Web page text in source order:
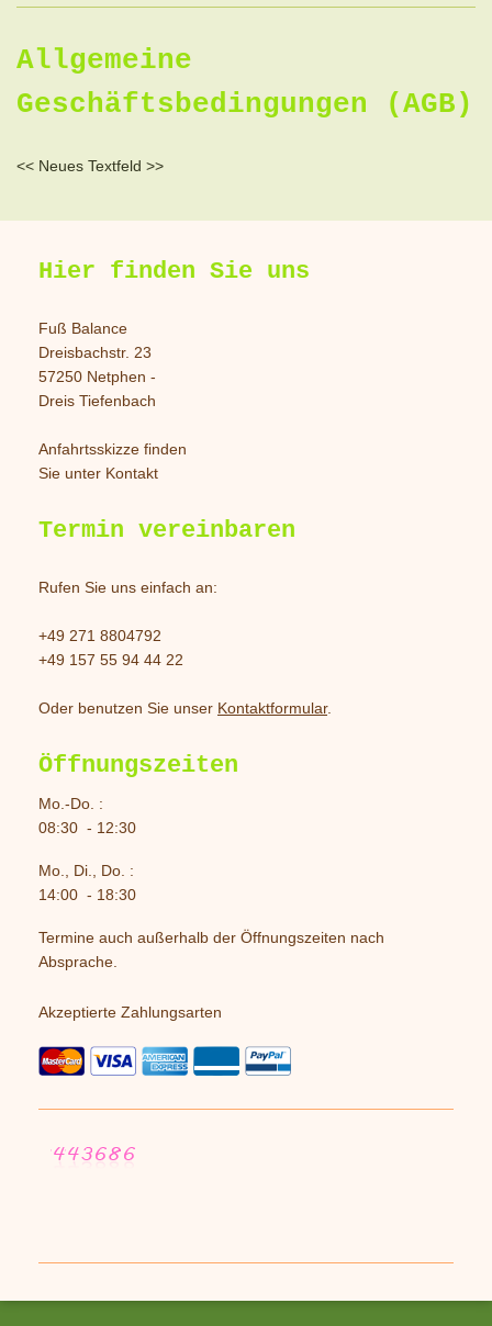
Allgemeine
Geschäftsbedingungen (AGB)
<< Neues Textfeld >>
Hier finden Sie uns
Fuß Balance
Dreisbachstr. 23
57250 Netphen -
Dreis Tiefenbach
Anfahrtsskizze finden
Sie unter Kontakt
Termin vereinbaren
Rufen Sie uns einfach an:
+49 271 8804792
+49 157 55 94 44 22
Oder benutzen Sie unser Kontaktformular.
Öffnungszeiten
Mo.-Do. :
08:30 - 12:30
Mo., Di., Do. :
14:00 - 18:30
Termine auch außerhalb der Öffnungszeiten nach
Absprache.
Akzeptierte Zahlungsarten